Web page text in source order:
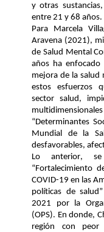
y otras sustancias,
entre 21 y 68 años.
Para Marcela
Aravena (2021),
de Salud Mental
años ha enfocado
mejora de la salud
estos esfuerzos
sector salud ,
“Determinantes
Mundial de la
desfavorables,
Lo anterior,
“Fortalecimiento
COVID-19 en las
políticas de salud
2021 por la
(OPS). En donde,
región con peor